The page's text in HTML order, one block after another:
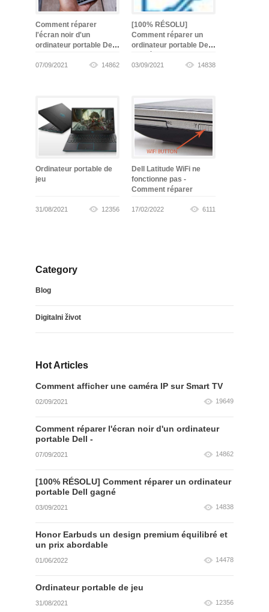
Comment réparer
l'écran noir d'un
ordinateur portable Dell
07/09/2021 14862
[100% RÉSOLU]
Comment réparer un
ordinateur portable Dell
03/09/2021 14838
Ordinateur portable de
jeu
31/08/2021 12356
Dell Latitude WiFi ne
fonctionne pas -
Comment réparer
17/02/2022 6111
Category
Blog
Digitalni život
Hot Articles
Comment afficher une caméra IP sur Smart TV
02/09/2021 19649
Comment réparer l'écran noir d'un ordinateur
portable Dell -
07/09/2021 14862
[100% RÉSOLU] Comment réparer un ordinateur
portable Dell gagné
03/09/2021 14838
Honor Earbuds un design premium équilibré et
un prix abordable
01/06/2022 14478
Ordinateur portable de jeu
31/08/2021 12356